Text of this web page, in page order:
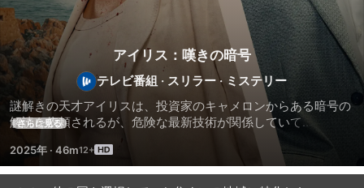
アイリス：嘆きの暗号
テレビ番組 · スリラー · ミステリー
謎解きの天才アイリスは、投資家のキャメロンからある暗号の
解読を依頼されるが、危険な最新技術が関係していて…。イタ
リアを舞台にした壮大なアクション・スリラー！
さらに見る
2025年 · 46m